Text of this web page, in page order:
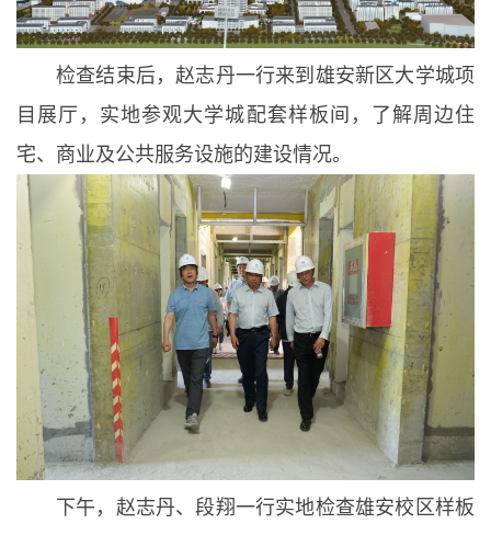
检查结束后，赵志丹一行来到雄安新区大学城项
目展厅，实地参观大学城配套样板间，了解周边住
宅、商业及公共服务设施的建设情况。
下午，赵志丹、段翔一行实地检查雄安校区样板